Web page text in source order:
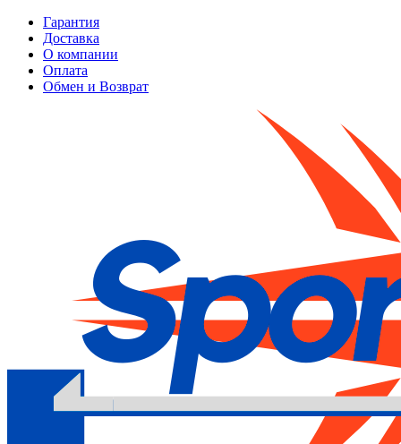
Гарантия
Доставка
О компании
Оплата
Обмен и Возврат